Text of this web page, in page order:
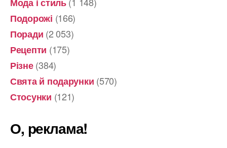
Подорожі (166)
Поради (2 053)
Рецепти (175)
Різне(384)
Свята й подарунки (570)
Стосунки (121)
О, реклама!